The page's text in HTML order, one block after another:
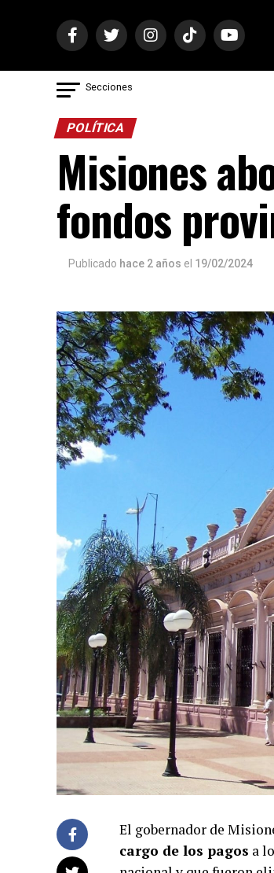
Secciones
POLÍTICA
Misiones
fondos
Publicado hace 2 años el 19/02/2024
El gobernador de
cargo de los pagos a